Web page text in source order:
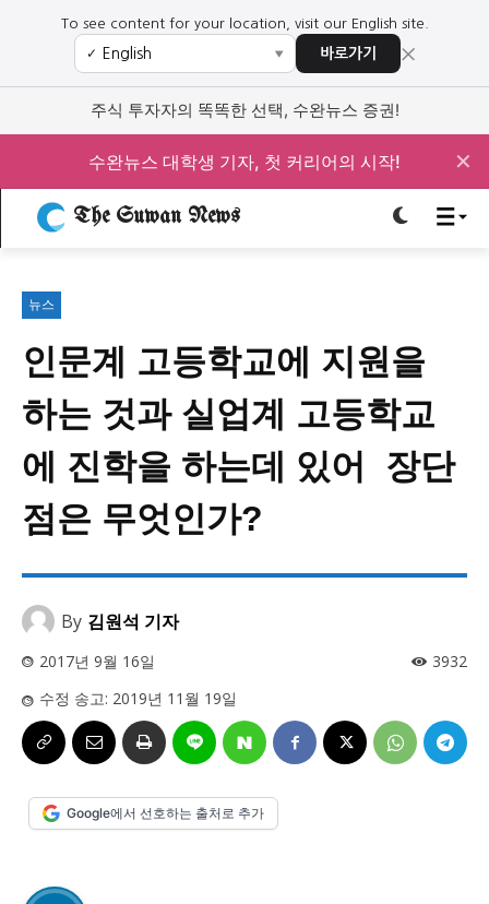
로그인하세요
특집 기사 바로가기 : 청소년· 청년
사설/칼럼
지역 & 글로벌 뉴스
서울전역 인천지역 경기지역
충청지역
세종지역 경상지역
전라지역
ENG 中文 日文
커뮤니티
로그인하세요
특집 기사 바로가기 : 청소년· 청년
사설/칼럼
지역 & 글로벌 뉴스
서울전역 인천지역 경기지역
충청지역 세종지역 경상지역
전라지역
ENG 中文 日文
커뮤니티
To see content for your location, visit our English site.
✓ ▼ 바로가기 ×
주식 투자자의 똑똑한 선택, 수완뉴스 증권!
수완뉴스 대학생 기자, 첫 커리어의 시작! ✕
The Suwan News
뉴스
인문계 고등학교에 지원을
하는 것과 실업계 고등학교
에 진학을 하는데 있어 장단
점은 무엇인가?
By 김원석 기자
2017년 9월 16일
3932
수정 송고: 2019년 11월 19일
Google에서 선호하는 출처로 추가